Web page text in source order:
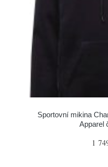
Sportovní mikina
Apparel
1